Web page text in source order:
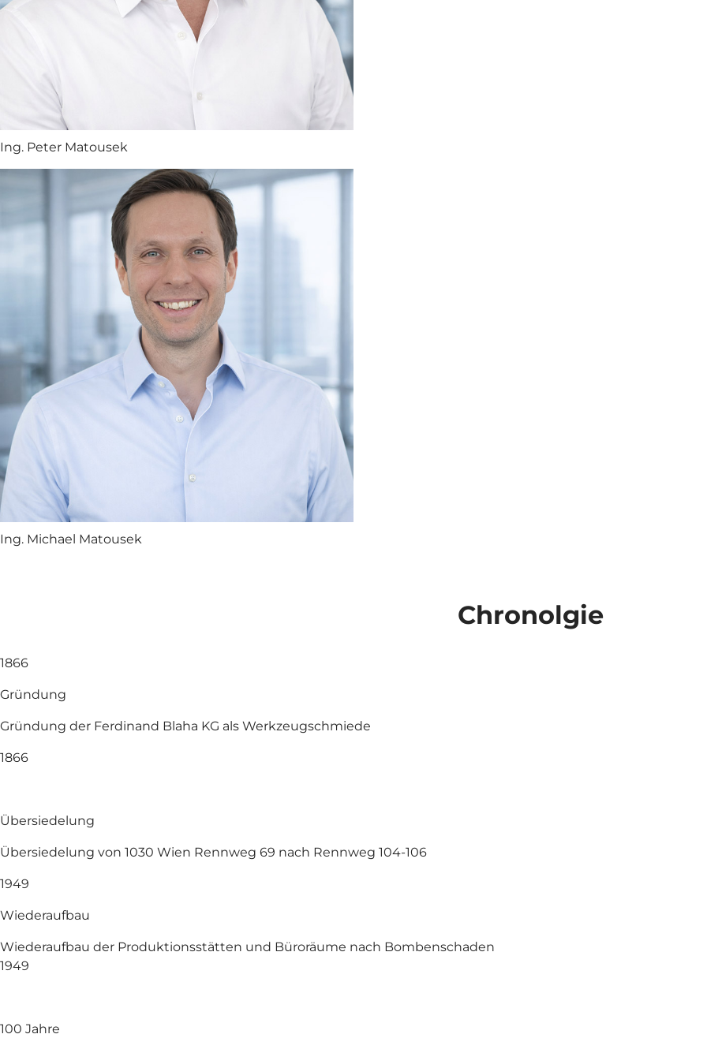
Ing. Peter Matousek
Ing. Michael Matousek
Chronolgie
1866
Gründung
Gründung der Ferdinand Blaha KG als Werkzeugschmiede
1866
Übersiedelung
Übersiedelung von 1030 Wien Rennweg 69 nach Rennweg 104-106
1949
Wiederaufbau
Wiederaufbau der Produktionsstätten und Büroräume nach Bombenschaden
1949
100 Jahre